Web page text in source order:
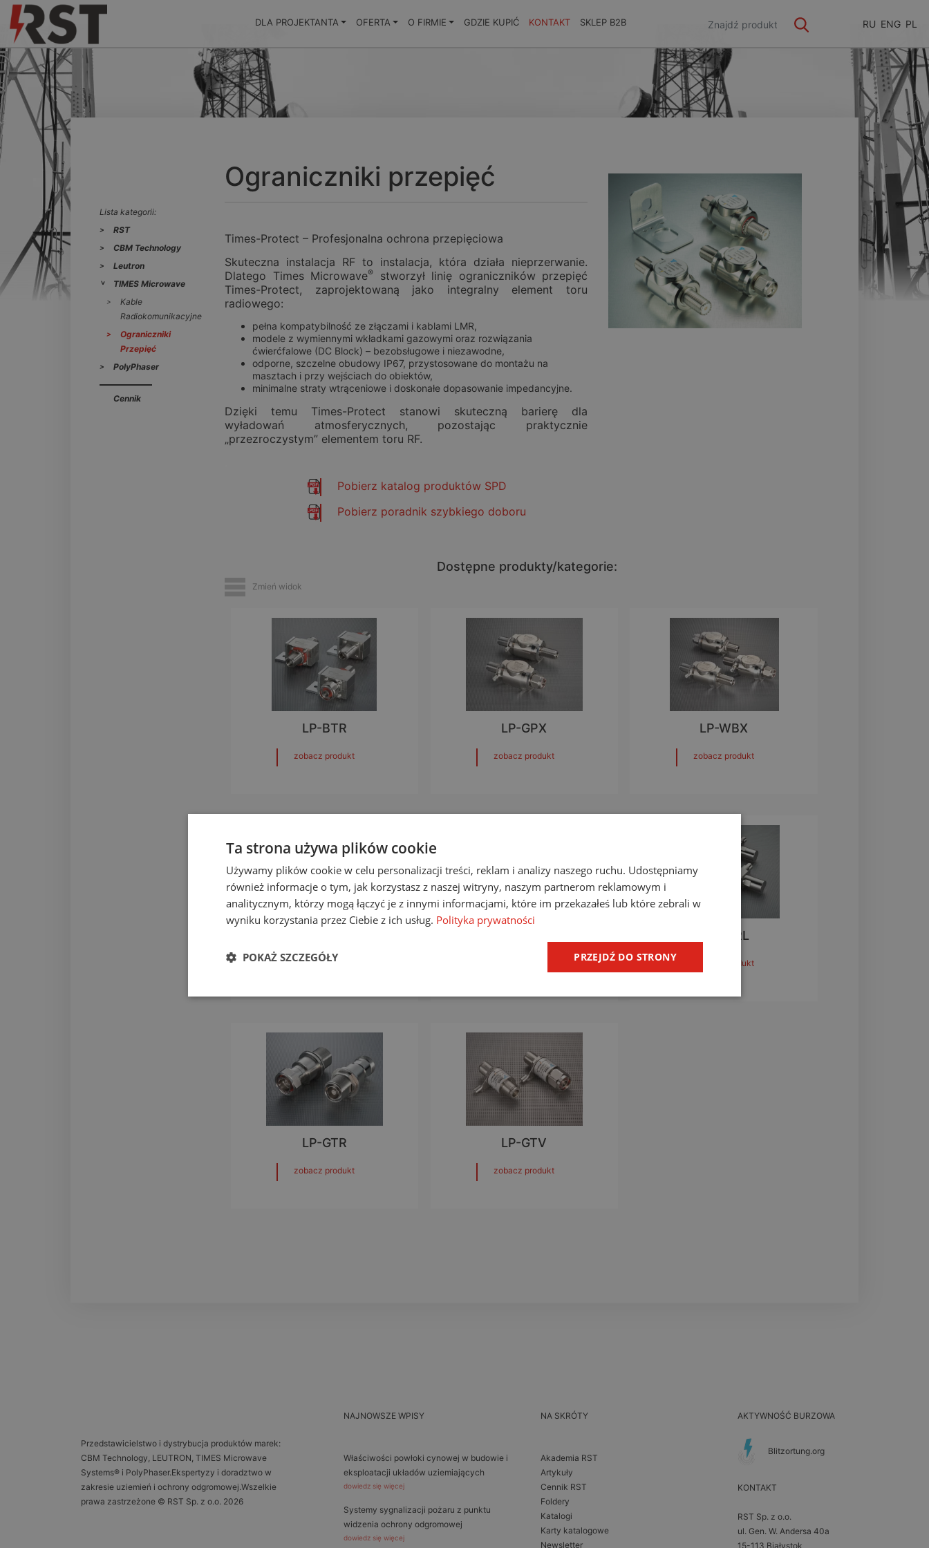
DLA PROJEKTANTA OFERTA O FIRMIE GDZIE KUPIĆ KONTAKT SKLEP B2B RU ENG PL
Lista kategorii:
RST
CBM Technology
Leutron
TIMES Microwave
Kable
Radiokomunikacyjne
Ograniczniki
Przepięć
PolyPhaser
Cennik
Ograniczniki przepięć
Times-Protect – Profesjonalna ochrona przepięciowa
Skuteczna instalacja RF to instalacja, która działa nieprzerwanie.
Dlatego Times Microwave®
stworzył linię ograniczników przepięć
Times-Protect, zaprojektowaną jako integralny element toru
radiowego:
pełna kompatybilność ze złączami i kablami LMR,
modele z wymiennymi wkładkami gazowymi oraz rozwiązania
ćwierćfalowe (DC Block) – bezobsługowe i niezawodne,
odporne, szczelne obudowy IP67, przystosowane do montażu na
masztach i przy wejściach do obiektów,
minimalne straty wtrąceniowe i doskonałe dopasowanie impedancyjne.
Dzięki temu Times-Protect stanowi skuteczną barierę dla
wyładowań atmosferycznych, pozostając praktycznie
„przezroczystym” elementem toru RF.
Pobierz katalog produktów SPD
Pobierz poradnik szybkiego doboru
Dostępne produkty/kategorie:
Zmień widok
LP-BTR
zobacz produkt
LP-GPX
zobacz produkt
LP-WBX
zobacz produkt
zobacz produkt
LP-STRL
zobacz produkt
LP-GTR
zobacz produkt
LP-GTV
zobacz produkt
Przedstawicielstwo i dystrybucja produktów marek:
CBM Technology, LEUTRON, TIMES Microwave
Systems® i PolyPhaser.Ekspertyzy i doradztwo w
zakresie uziemień i ochrony odgromowej.Wszelkie
prawa zastrzeżone © RST Sp. z o.o. 2026
NAJNOWSZE WPISY
Właściwości powłoki cynowej w budowie i
eksploatacji układów uziemiających
dowiedz się więcej
Systemy sygnalizacji pożaru z punktu
widzenia ochrony odgromowej
dowiedz się więcej
NA SKRÓTY
Akademia RST
Artykuły
Cennik RST
Foldery
Katalogi
Karty katalogowe
Newsletter
AKTYWNOŚĆ BURZOWA
Blitzortung.org
KONTAKT
RST Sp. z o.o.
ul. Gen. W. Andersa 40a
15-113 Białystok
Ta strona używa plików cookie
Używamy plików cookie w celu personalizacji treści, reklam i analizy naszego ruchu. Udostępniamy
również informacje o tym, jak korzystasz z naszej witryny, naszym partnerom reklamowym i
analitycznym, którzy mogą łączyć je z innymi informacjami, które im przekazałeś lub które zebrali w
wyniku korzystania przez Ciebie z ich usług. Polityka prywatności
PRZEJDŹ DO STRONY
POKAŻ SZCZEGÓŁY